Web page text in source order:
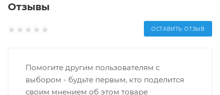
Отзывы
ОСТАВИТЬ ОТЗЫВ
Помогите другим пользователям с
выбором - будьте первым, кто поделится
своим мнением об этом товаре